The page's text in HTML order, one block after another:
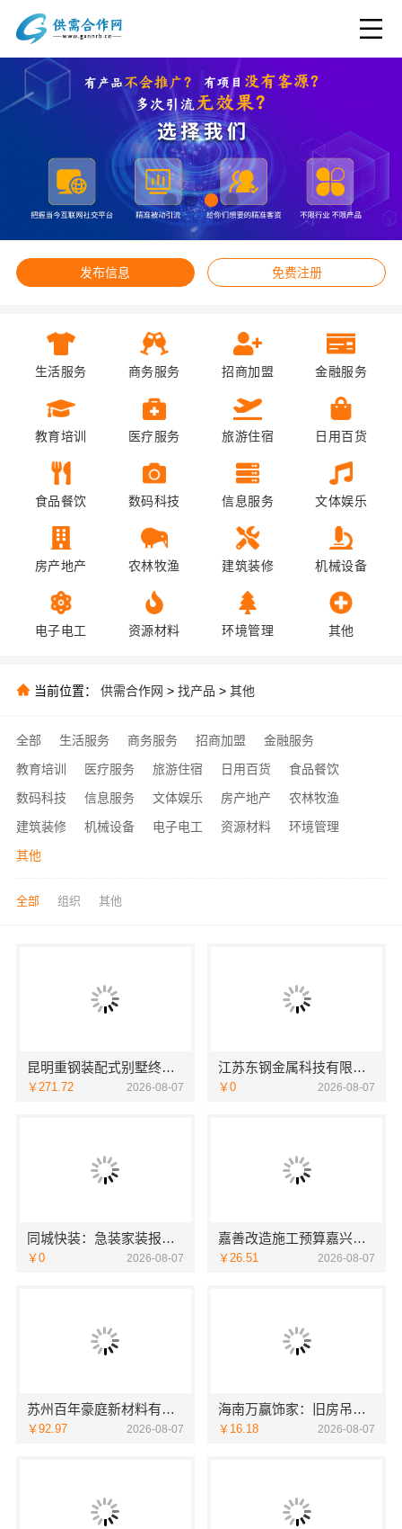
发布信息 免费注册
生活服务 商务服务 招商加盟 金融服务
教育培训 医疗服务 旅游住宿 日用百货
食品餐饮 数码科技 信息服务 文体娱乐
房产地产 农林牧渔 建筑装修 机械设备
电子电工 资源材料 环境管理 其他
当前位置： 供需合作网 > 找产品 > 其他
全部 生活服务 商务服务 招商加盟
金融服务
教育培训
医疗服务 旅游住宿 日用百货
食品餐饮
数码科技
信息服务 文体娱乐 房产地产
农林牧渔
建筑装修
机械设备 电子电工 资源材料
环境管理
其他
全部 组织 其他
昆明重钢装配式别墅终身维保—云南晟构建筑建材有限公司全程守护
￥271.72 2026-08-07
江苏东钢金属科技有限公司全屋不锈钢定制生产基地兴化
￥0 2026-08-07
同城快装：急装家装报价省心一站式搞定
￥0 2026-08-07
嘉善改造施工预算嘉兴家美建材科技有限公司
￥26.51 2026-08-07
苏州百年豪庭新材料有限公司：市区专业家装报价
￥92.97 2026-08-07
海南万赢饰家：旧房吊顶焕新设计
￥16.18 2026-08-07